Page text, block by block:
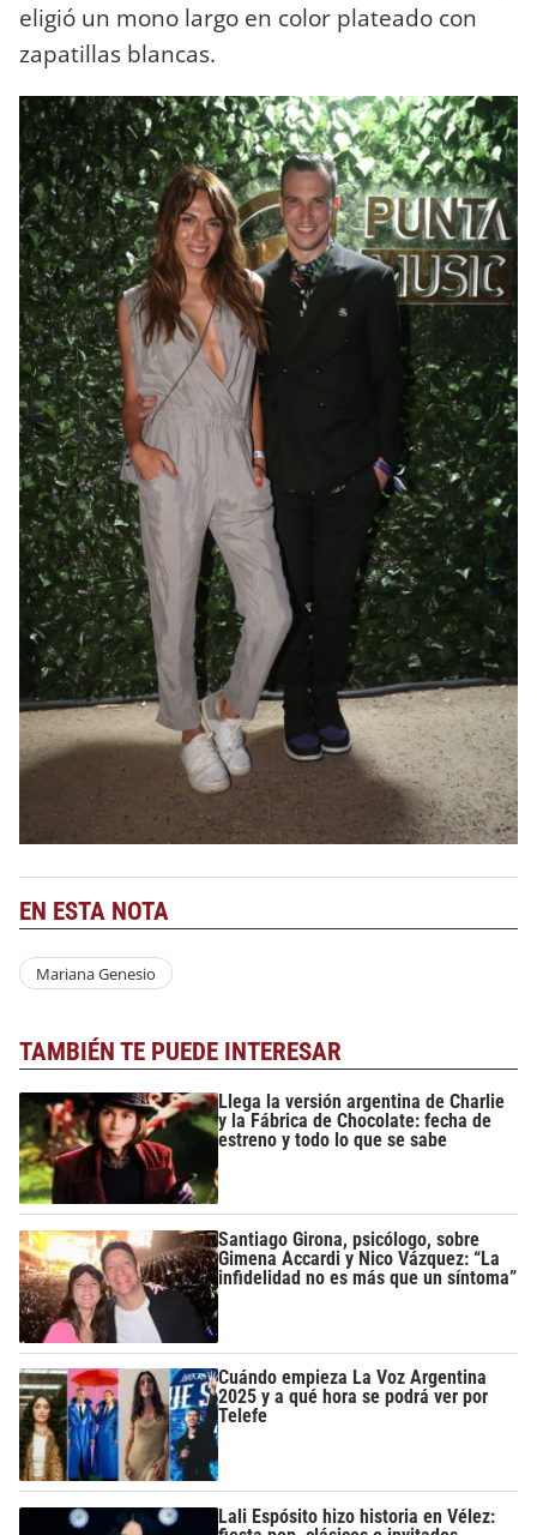
eligió un mono largo en color plateado con
zapatillas blancas.
EN ESTA NOTA
Mariana Genesio
TAMBIÉN TE PUEDE INTERESAR
Llega la versión argentina de Charlie
y la Fábrica de Chocolate: fecha de
estreno y todo lo que se sabe
Santiago Girona, psicólogo, sobre
Gimena Accardi y Nico Vázquez: “La
infidelidad no es más que un síntoma”
Cuándo empieza La Voz Argentina
2025 y a qué hora se podrá ver por
Telefe
Lali Espósito hizo historia en Vélez: